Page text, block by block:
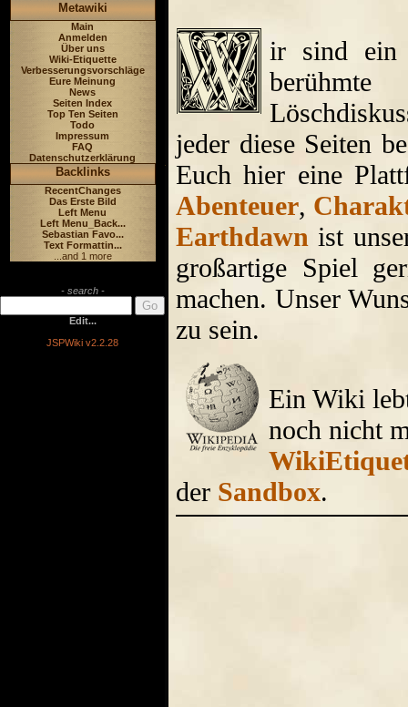
Metawiki
Main
Anmelden
Über uns
Wiki-Etiquette
Verbesserungsvorschläge
Eure Meinung
News
Seiten Index
Top Ten Seiten
Todo
Impressum
FAQ
Datenschutzerklärung
Backlinks
RecentChanges
Das Erste Bild
Left Menu
Left Menu_Back...
Sebastian Favo...
Text Formattin...
...and 1 more
- search -
Edit...
JSPWiki v2.2.28
ir sind
berühmte
jeder diese Seiten
Euch hier eine
Abenteuer,
Earthdawn ist
großartige Spiel
machen. Unser
zu sein.
Ein Wiki
noch nicht
der Sandbox.